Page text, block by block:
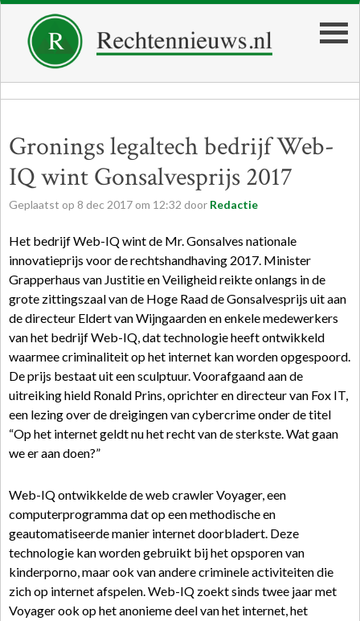
Gronings legaltech bedrijf Web-
IQ wint Gonsalvesprijs 2017
Geplaatst op 8 dec 2017 om 12:32 door Redactie
Het bedrijf Web-IQ wint de Mr. Gonsalves nationale
innovatieprijs voor de rechtshandhaving 2017. Minister
Grapperhaus van Justitie en Veiligheid reikte onlangs in de
grote zittingszaal van de Hoge Raad de Gonsalvesprijs uit aan
de directeur Eldert van Wijngaarden en enkele medewerkers
van het bedrijf Web-IQ, dat technologie heeft ontwikkeld
waarmee criminaliteit op het internet kan worden opgespoord.
De prijs bestaat uit een sculptuur. Voorafgaand aan de
uitreiking hield Ronald Prins, oprichter en directeur van Fox IT,
een lezing over de dreigingen van cybercrime onder de titel
“Op het internet geldt nu het recht van de sterkste. Wat gaan
we er aan doen?”
Web-IQ ontwikkelde de web crawler Voyager, een
computerprogramma dat op een methodische en
geautomatiseerde manier internet doorbladert. Deze
technologie kan worden gebruikt bij het opsporen van
kinderporno, maar ook van andere criminele activiteiten die
zich op internet afspelen. Web-IQ zoekt sinds twee jaar met
Voyager ook op het anonieme deel van het internet, het